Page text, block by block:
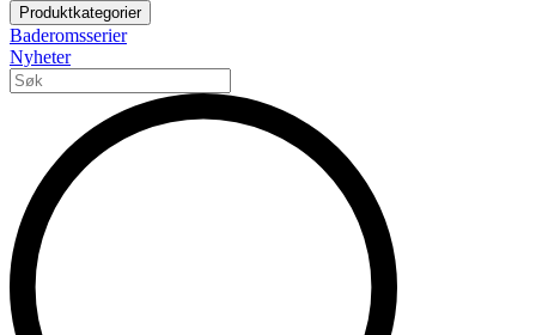
Produktkategorier
Baderomsserier
Nyheter